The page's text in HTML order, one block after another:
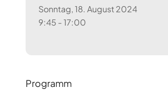
Sonntag, 18. August 2024
9:45 - 17:00
Programm